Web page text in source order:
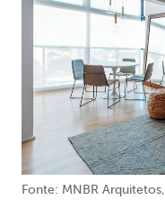
Fonte: MNBR Arquitetos,